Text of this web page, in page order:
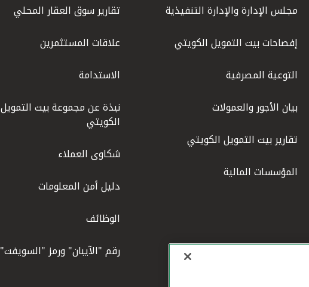
مجلس الإدارة والإدارة التنفيذية
إفصاحات بيت التمويل الكويتي
التوعية المصرفية
بيان الأجور والعمولات
تقارير بيت التمويل الكويتي
المؤسسات المالية
تقارير سوق العقار المحلي
علاقات المستثمرين
الاستدامة
نبذة عن مجموعة بيت التمويل
الكويتي
شكاوى العملاء
دليل أمن المعلومات
الوظائف
رقم "الآيبان" ورمز "السويفت"